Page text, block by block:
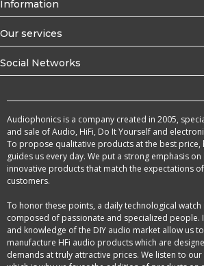
Information
Our services
Social Networks
Audiophonics is a company created in 2005,
and sale of Audio, HiFi, Do It Yourself and
To propose qualitative products at the best price,
guides us every day. We put a strong emphasis
innovative products that match the expectations
customers.
To honor these points, a daily technological
composed of passionate and specialized people.
and knowledge of the DIY audio market allow us
manufacture HFi audio products which are
demands at truly attractive prices. We listen to